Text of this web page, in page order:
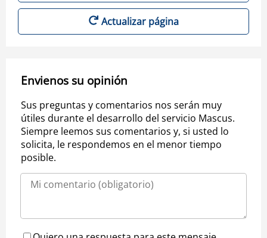
Actualizar página
Envienos su opinión
Sus preguntas y comentarios nos serán muy
útiles durante el desarrollo del servicio Mascus.
Siempre leemos sus comentarios y, si usted lo
solicita, le respondemos en el menor tiempo
posible.